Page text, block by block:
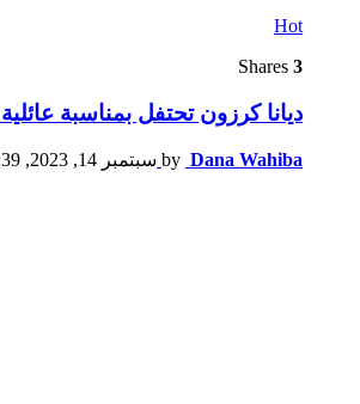
Hot
3
ديانا كرزون تحتفل بمناسبة
by Dana Wahiba سبتمبر 14, 2023, 2:39 م